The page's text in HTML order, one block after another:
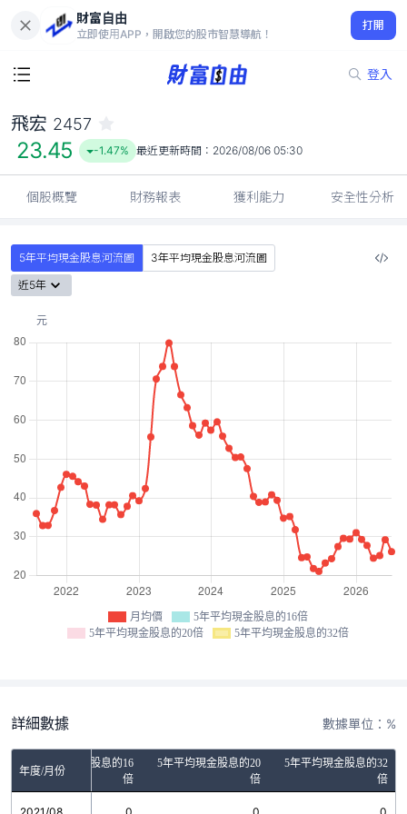
財富自由
立即使用APP，開啟您的股市智慧導航！
打開
登入
23.45
-1.47%
飛宏 2457
23.45 -1.47% 最近更新時間： 2026/08/06 05:30
個股概覽 財務報表 獲利能力 安全性分析
5年平均現金股息河流圖
3年平均現金股息河流圖
近5年
月均價
5年平均現金股息的16倍
5年平均現金股息的20倍
5年平均現金股息的32倍
詳細數據 數據單位：%
年度/月份
5年平均現金股息的16
倍
5年平均現金股息的20
倍
5年平均現金股息的32
倍